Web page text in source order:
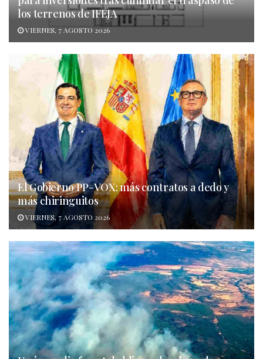
los terrenos de IFEJA
VIERNES, 7 AGOSTO 2026
El Gobierno PP-VOX: más contratos a dedo y
más chiringuitos
VIERNES, 7 AGOSTO 2026